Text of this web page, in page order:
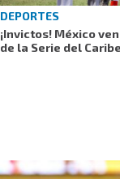
DEPORTES
¡Invictos! México
de la Serie del Caribe